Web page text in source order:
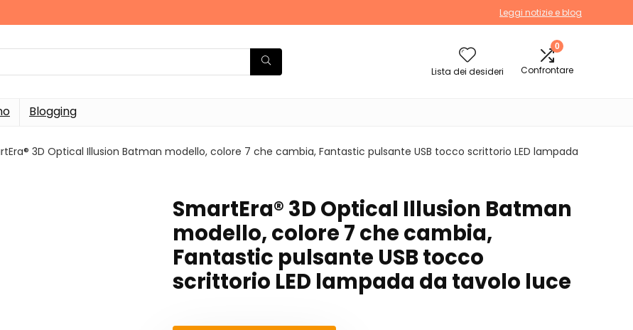
Leggi notizie e blog
Lista dei desideri
0
Confrontare
Blogging
3D Optical Illusion Batman modello, colore 7 che cambia, Fantastic pulsante USB tocco scrittorio LED lampada
SmartEra® 3D Optical Illusion Batman
modello, colore 7 che cambia,
Fantastic pulsante USB tocco
scrittorio LED lampada da tavolo luce